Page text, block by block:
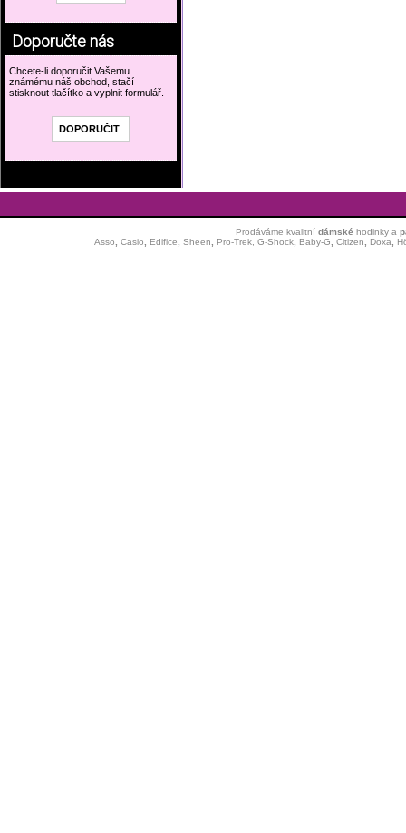
Doporučte nás
Chcete-li doporučit Vašemu
známému náš obchod, stačí
stisknout tlačítko a vyplnit formulář.
Prodáváme kvalitní dámské hodinkya
Asso
Casio Edifice Sheen Pro-Trek, G-Shock, Baby-G Citizen Doxa